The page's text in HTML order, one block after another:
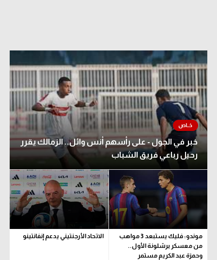
خبر في الجول - على رأسهم أنس وائل.. الزمالك يقرر
رحيل رباعي فريق الشباب
موندو: فليك يستبعد 3 مواهب
من معسكر برشلونة الأول..
وحمزة عبد الكريم مستمر
الاتحاد الأرجنتيني يدعم إنفانتينو